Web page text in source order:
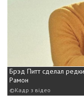
Брэд Питт сделал
Рамон
Кадр з відео